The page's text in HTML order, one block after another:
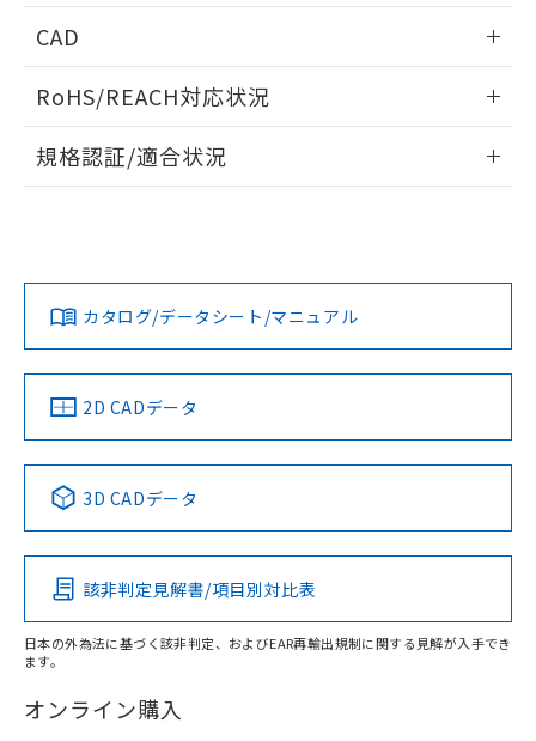
タイムチャート
A: 60mm以上、B: 35mm以上
周囲金属の影響
以上、n: 27mm以上
検出物体の大きさと材質による影響
検出領域
CAD
ドすることができます。
ログイン/会員登録
ダウンロードデータをご利用いただく前に、以下を必ずお読
みください。
ソフトウェアの使用条件
RoHS/REACH対応状況
EU RoHS 注意事項・凡例
対応済み
中国 RoHS 注意事項・凡例
Pb Hg Cd Cr(VI)
O
在庫等で未対応品が混在する可能性があります。
規格認証/適合状況
LR型式承認
（イギリス
船舶規格）
DNV型式承認
（ノルウェー
BV型式承認
（フランス
KR型式
（韓国
No No No No
この製品の規格認証/適合状況ページへ
その他の認証はこちらのページからご検索ください
カタログ/データシート/マニュアル
2D CADデータ
3D CADデータ
該非判定見解書/項目別対比表
日本の外為法に基づく該非判定、およびEAR再輸出規制に関する見解が入手でき
ます。
オンライン購入